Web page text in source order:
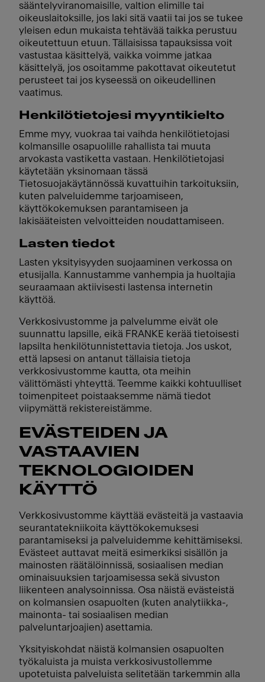
sääntelyviranomaisille, valtion elimille tai
oikeuslaitoksille, jos laki sitä vaatii tai jos se tukee
yleisen edun mukaista tehtävää taikka perustuu
oikeutettuun etuun. Tällaisissa tapauksissa voit
vastustaa käsittelyä, vaikka voimme jatkaa
käsittelyä, jos osoitamme pakottavat oikeutetut
perusteet tai jos kyseessä on oikeudellinen
vaatimus.
Henkilötietojesi myyntikielto
Emme myy, vuokraa tai vaihda henkilötietojasi
kolmansille osapuolille rahallista tai muuta
arvokasta vastiketta vastaan. Henkilötietojasi
käytetään yksinomaan tässä
Tietosuojakäytännössä kuvattuihin tarkoituksiin,
kuten palveluidemme tarjoamiseen,
käyttökokemuksen parantamiseen ja
lakisääteisten velvoitteiden noudattamiseen.
Lasten tiedot
Lasten yksityisyyden suojaaminen verkossa on
etusijalla. Kannustamme vanhempia ja huoltajia
seuraamaan aktiivisesti lastensa internetin
käyttöä.
Verkkosivustomme ja palvelumme eivät ole
suunnattu lapsille, eikä FRANKE kerää tietoisesti
lapsilta henkilötunnistettavia tietoja. Jos uskot,
että lapsesi on antanut tällaisia tietoja
verkkosivustomme kautta, ota meihin
välittömästi yhteyttä. Teemme kaikki kohtuulliset
toimenpiteet poistaaksemme nämä tiedot
viipymättä rekistereistämme.
EVÄSTEIDEN JA
VASTAAVIEN
TEKNOLOGIOIDEN
KÄYTTÖ
Verkkosivustomme käyttää evästeitä ja vastaavia
seurantatekniikoita käyttökokemuksesi
parantamiseksi ja palveluidemme kehittämiseksi.
Evästeet auttavat meitä esimerkiksi sisällön ja
mainosten räätälöinnissä, sosiaalisen median
ominaisuuksien tarjoamisessa sekä sivuston
liikenteen analysoinnissa. Osa näistä evästeistä
on kolmansien osapuolten (kuten analytiikka-,
mainonta- tai sosiaalisen median
palveluntarjoajien) asettamia.
Yksityiskohdat näistä kolmansien osapuolten
työkaluista ja muista verkkosivustollemme
upotetuista palveluista selitetään tarkemmin alla